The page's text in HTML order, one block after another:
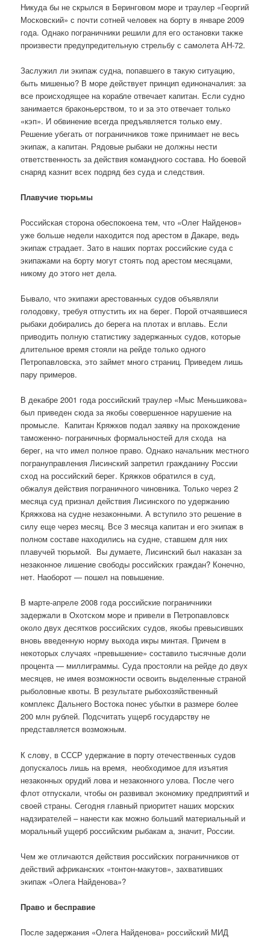
Никуда бы не скрылся в Беринговом море и траулер «Георгий
Московский» с почти сотней человек на борту в январе 2009
года. Однако пограничники решили для его остановки также
произвести предупредительную стрельбу с самолета АН-72.
Заслужил ли экипаж судна, попавшего в такую ситуацию,
быть мишенью? В море действует принцип единоначалия: за
все происходящее на корабле отвечает капитан. Если судно
занимается браконьерством, то и за это отвечает только
«кэп». И обвинение всегда предъявляется только ему.
Решение убегать от пограничников тоже принимает не весь
экипаж, а капитан. Рядовые рыбаки не должны нести
ответственность за действия командного состава. Но боевой
снаряд казнит всех подряд без суда и следствия.
Плавучие тюрьмы
Российская сторона обеспокоена тем, что «Олег Найденов»
уже больше недели находится под арестом в Дакаре, ведь
экипаж страдает. Зато в наших портах российские суда с
экипажами на борту могут стоять под арестом месяцами,
никому до этого нет дела.
Бывало, что экипажи арестованных судов объявляли
голодовку, требуя отпустить их на берег. Порой отчаявшиеся
рыбаки добирались до берега на плотах и вплавь. Если
приводить полную статистику задержанных судов, которые
длительное время стояли на рейде только одного
Петропавловска, это займет много страниц. Приведем лишь
пару примеров.
В декабре 2001 года российский траулер «Мыс Меньшикова»
был приведен сюда за якобы совершенное нарушение на
промысле. Капитан Кряжков подал заявку на прохождение
таможенно- пограничных формальностей для схода на
берег, на что имел полное право. Однако начальник местного
погрануправления Лисинский запретил гражданину России
сход на российский берег. Кряжков обратился в суд,
обжалуя действия пограничного чиновника. Только через 2
месяца суд признал действия Лисинского по удержанию
Кряжкова на судне незаконными. А вступило это решение в
силу еще через месяц. Все 3 месяца капитан и его экипаж в
полном составе находились на судне, ставшем для них
плавучей тюрьмой. Вы думаете, Лисинский был наказан за
незаконное лишение свободы российских граждан? Конечно,
нет. Наоборот — пошел на повышение.
В марте-апреле 2008 года российские пограничники
задержали в Охотском море и привели в Петропавловск
около двух десятков российских судов, якобы превысивших
вновь введенную норму выхода икры минтая. Причем в
некоторых случаях «превышение» составило тысячные доли
процента — миллиграммы. Суда простояли на рейде до двух
месяцев, не имея возможности освоить выделенные страной
рыболовные квоты. В результате рыбохозяйственный
комплекс Дальнего Востока понес убытки в размере более
200 млн рублей. Подсчитать ущерб государству не
представляется возможным.
К слову, в СССР удержание в порту отечественных судов
допускалось лишь на время, необходимое для изъятия
незаконных орудий лова и незаконного улова. После чего
флот отпускали, чтобы он развивал экономику предприятий и
своей страны. Сегодня главный приоритет наших морских
надзирателей – нанести как можно больший материальный и
моральный ущерб российским рыбакам а, значит, России.
Чем же отличаются действия российских пограничников от
действий африканских «тонтон-макутов», захвативших
экипаж «Олега Найденова»?
Право и бесправие
После задержания «Олега Найденова» российский МИД